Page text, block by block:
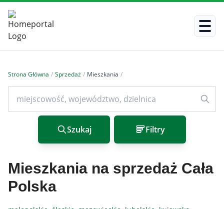
Strona Główna / Sprzedaż / Mieszkania /
Szukaj Filtry
Mieszkania na sprzedaż Cała
Polska